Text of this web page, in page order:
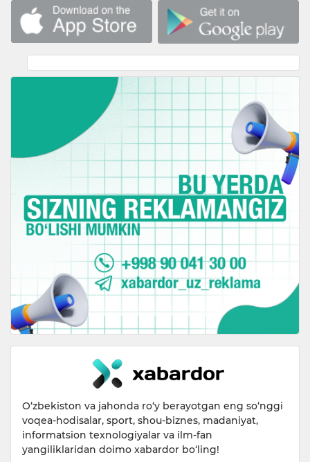
O‘zbekiston va jahonda ro‘y berayotgan eng so‘nggi
voqea-hodisalar, sport, shou-biznes, madaniyat,
informatsion texnologiyalar va ilm-fan
yangiliklaridan doimo xabardor bo‘ling!